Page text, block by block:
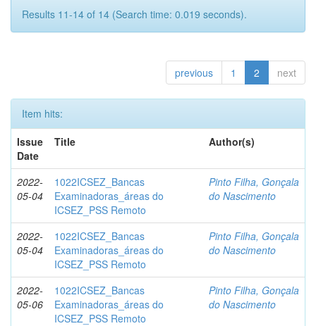
Results 11-14 of 14 (Search time: 0.019 seconds).
previous 1 2 next
Item hits:
Issue
Date
Title Author(s)
2022-
05-04
1022ICSEZ_Bancas
Examinadoras_áreas do
ICSEZ_PSS Remoto
Pinto Filha, Gonçala
do Nascimento
2022-
05-04
1022ICSEZ_Bancas
Examinadoras_áreas do
ICSEZ_PSS Remoto
Pinto Filha, Gonçala
do Nascimento
2022-
05-06
1022ICSEZ_Bancas
Examinadoras_áreas do
ICSEZ_PSS Remoto
Pinto Filha, Gonçala
do Nascimento